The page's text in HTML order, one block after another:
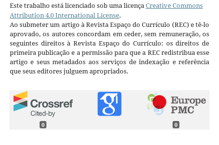
Este trabalho está licenciado sob uma licençaCreative Commons
Attribution 4.0 International License.
Ao submeter um artigo à Revista Espaço do Currículo (REC) e tê-lo
aprovado, os autores concordam em ceder, sem remuneração, os
seguintes direitos à Revista Espaço do Currículo: os direitos de
primeira publicação e a permissão para que a REC redistribua esse
artigo e seus metadados aos serviços de indexação e referência
que seus editores julguem apropriados.
0 0